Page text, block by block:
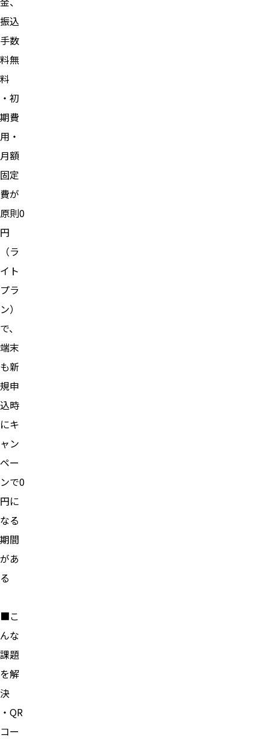
振込
手数
料無
料
・初
期費
用・
月額
固定
費が
原則0
円
（ラ
イト
プラ
ン）
で、
端末
も新
規申
込時
にキ
ャン
ペー
ンで0
円に
なる
期間
があ
る
■こ
んな
課題
を解
決
・QR
コー